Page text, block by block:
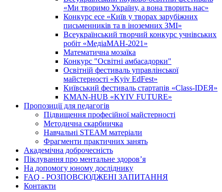
«Ми творимо Україну, а вона творить нас»
Конкурс есе «Київ у творах зарубіжних
письменників та в іноземних ЗМІ»
Всеукраїнський творчий конкурс учнівських
робіт «МедіаМАН-2021»
Математична мозаїка
Конкурс "Освітні амбасадорки"
Освітній фестиваль управлінської
майстерності «Kyiv EdFest»
Київський фестиваль стартапів «Class-IDEЯ»
KMAN-HUB «KYIV FUTURE»
Пропозиції для педагогів
Підвищення професійної майстерності
Методична скарбничка
Навчальні STEAM матеріали
Фрагменти практичних занять
Академічна доброчесність
Піклування про ментальне здоровʼя
На допомогу юному досліднику
FAQ - РОЗПОВСЮДЖЕНІ ЗАПИТАННЯ
Контакти